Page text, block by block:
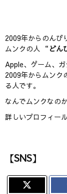
2009年からのんび
ムンクの人 “ どん
Apple、ゲーム、
2009年からムンク
る人です。
なんでムンクなの
詳しいプロフィー
【SNS】